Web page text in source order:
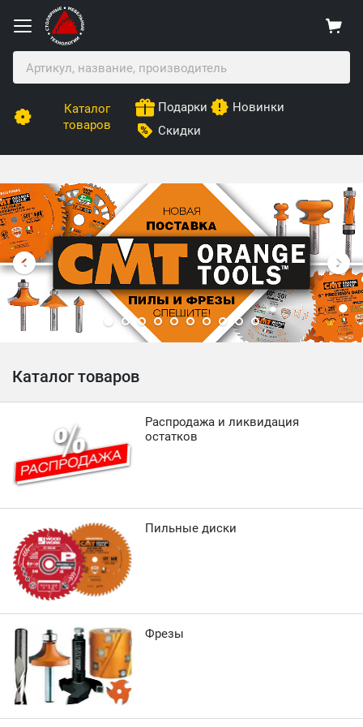
Каталог
товаров
Подарки
Новинки
Скидки
Столярные Мебельные Технологии
Каталог товаров
Распродажа и ликвидация
остатков
Пильные диски
Фрезы